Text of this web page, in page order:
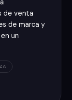
de venta
de marca y
un